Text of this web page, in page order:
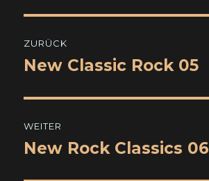
ZURÜCK
Vorheriger
New Classic Rock 05
WEITER
Nächster
New Rock Classics 06